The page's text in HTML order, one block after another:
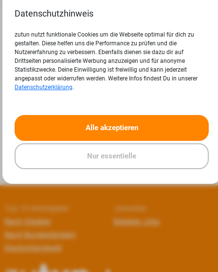
Top 10 Arbeitgeber
Nach Städten
Nach Bundesländern
Deutschlandweit
Jobseiten
Beliebte Jobs
Datenschutzhinweis
zutun nutzt funktionale Cookies um die Webseite optimal für dich zu
gestalten. Diese helfen uns die Performance zu prüfen und die
Nutzererfahrung zu verbessern. Ebenfalls dienen sie dazu dir auf
Drittseiten personalisierte Werbung anzuzeigen und für anonyme
Statistikzwecke. Deine Einwilligung ist freiwillig und kann jederzeit
angepasst oder widerrufen werden. Weitere Infos findest Du in unserer
Datenschutzerklärung.
Alle akzeptieren
Nur essentielle